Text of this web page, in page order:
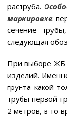
раструба.
маркировке:
сечение
следующая
При выборе ЖБ
изделий.
грунта какой
трубы первой
2 метров, в то